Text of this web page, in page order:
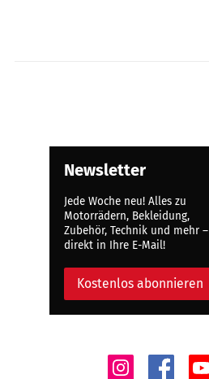
Newsletter
Jede Woche neu! Alles zu
Motorrädern, Bekleidung,
Zubehör, Technik und mehr –
direkt in Ihre E-Mail!
Kostenlos abonnieren